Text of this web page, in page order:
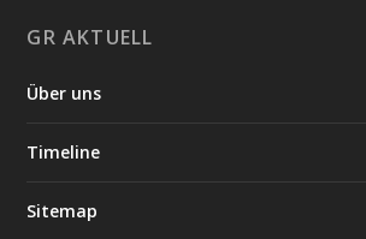
GR AKTUELL
Über uns
Timeline
Sitemap